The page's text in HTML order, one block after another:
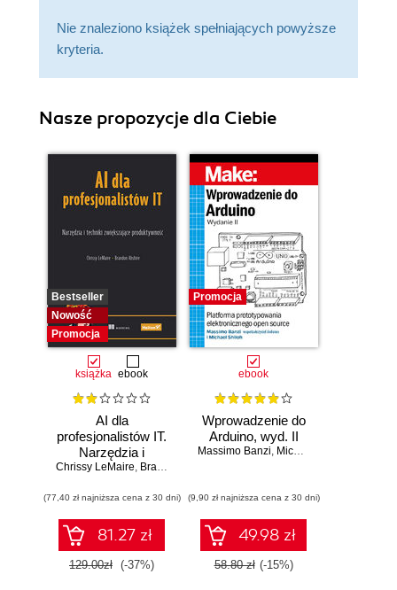
Nie znaleziono książek spełniających powyższe
kryteria.
Nasze propozycje dla Ciebie
Bestseller
Nowość
Promocja
książka ebook
AI dla
profesjonalistów IT.
Narzędzia i
techniki
produktywność
Chrissy LeMaire, Brandon Abshire
(77,40 zł najniższa cena z 30 dni)
81.27 zł
129.00zł (-37%)
Promocja
ebook
Wprowadzenie do
Arduino, wyd. II
Massimo Banzi, Michael Shiloh
(9,90 zł najniższa cena z 30 dni)
49.98 zł
58.80 zł (-15%)